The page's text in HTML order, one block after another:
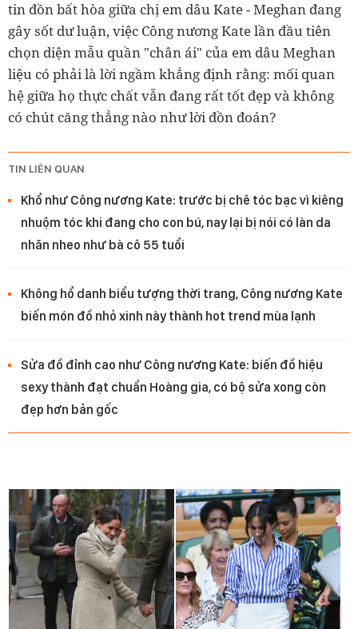
tin đồn bất hòa giữa chị em dâu Kate - Meghan đang
gây sốt dư luận, việc Công nương Kate lần đầu tiên
chọn diện mẫu quần "chân ái" của em dâu Meghan
liệu có phải là lời ngầm khẳng định rằng: mối quan
hệ giữa họ thực chất vẫn đang rất tốt đẹp và không
có chút căng thẳng nào như lời đồn đoán?
TIN LIÊN QUAN
Khổ như Công nương Kate: trước bị chê tóc bạc vì kiêng
nhuộm tóc khi đang cho con bú, nay lại bị nói có làn da
nhăn nheo như bà cô 55 tuổi
Không hổ danh biểu tượng thời trang, Công nương Kate
biến món đồ nhỏ xinh này thành hot trend mùa lạnh
Sửa đồ đỉnh cao như Công nương Kate: biến đồ hiệu
sexy thành đạt chuẩn Hoàng gia, có bộ sửa xong còn
đẹp hơn bản gốc